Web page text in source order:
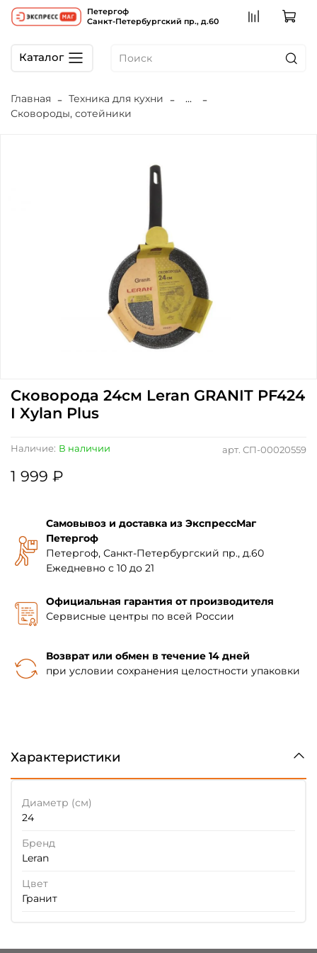
Петергоф
Санкт-Петербургский пр., д.60
Каталог
Главная Техника для кухни
...
Сковороды, сотейники
арт. СП-00020559
Наличие: В наличии
Сковорода 24см Leran GRANIT PF424
I Xylan Plus
1 999 ₽
Самовывоз и доставка из ЭкспрессМаг
Петергоф
Петергоф, Санкт-Петербургский пр., д.60
Ежедневно с 10 до 21
Официальная гарантия от производителя
Сервисные центры по всей России
Возврат или обмен в течение 14 дней
при условии сохранения целостности упаковки
Характеристики
Диаметр (см)
24
Бренд
Leran
Цвет
Гранит